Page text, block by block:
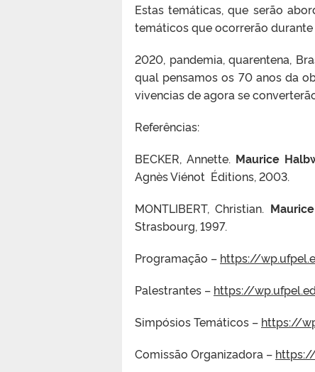
Estas temáticas, que serão
temáticos que ocorrerão durante
2020, pandemia, quarentena,
qual pensamos os 70 anos da
vivencias de agora se
Referências:
BECKER, Annette. Maurice
Agnès Viénot Éditions, 2003.
MONTLIBERT, Christian.
Strasbourg, 1997.
Programação – https://
Palestrantes – https://
Simpósios Temáticos – https://
Comissão Organizadora –